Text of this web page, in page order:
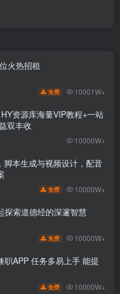
火热招租
免费 10001W+
资源库海量VIP教程+一站
双丰收
10000W+
脚本生成与视频设计，配音
免费 10000W+
探索道德经的深邃智慧
免费 10000W+
职APP 任务多易上手 能提
免费 10000W+